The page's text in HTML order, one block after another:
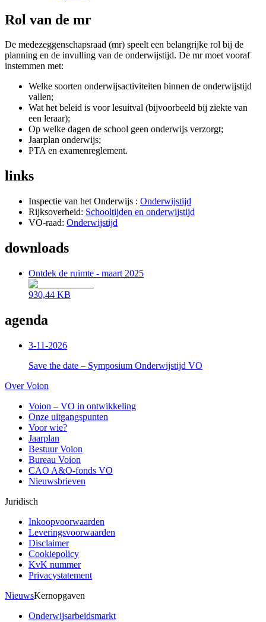
Rol van de mr
De medezeggenschapsraad (mr) speelt een belangrijke rol bij de
planning en de invulling van de onderwijstijd. De mr moet vooraf
instemmen met:
Welke soorten onderwijsactiviteiten binnen de onderwijstijd
vallen;
Wat het beleid is voor lesuitval (bijvoorbeeld bij ziekte van
een leraar);
Op welke dagen de school geen onderwijs verzorgt;
Jaarplan onderwijs;
PTA en examenreglement.
links
Inspectie van het Onderwijs : Onderwijstijd
Rijksoverheid: Schooltijden en onderwijstijd
VO-raad: Onderwijstijd
downloads
Ontdek de ruimte - maart 2025
930,44 KB
agenda
3-11-2026
Save the date – Symposium Onderwijstijd VO
Over Voion
Voion – VO in ontwikkeling
Onze uitgangspunten
Voor wie?
Jaarplan
Bestuur Voion
Bureau Voion
CAO A&O-fonds VO
Nieuwsbrieven
Juridisch
Inkoopvoorwaarden
Leveringsvoorwaarden
Disclaimer
Cookiepolicy
KvK nummer
Privacystatement
NieuwsKernopgaven
Onderwijsarbeidsmarkt